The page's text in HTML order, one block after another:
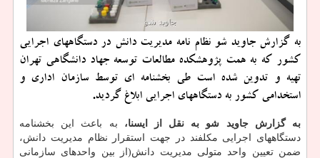
به گزارش جاوید شو نظام نامه مدیریت دانش در دستگاههای اجرایی
کشور که به همت پژوهشکده مطالعات توسعه جهاد دانشگاهی تهران
تهیه و تدوین شده است طی بخشنامه ای توسط سازمان اداری و
استخدامی کشور به دستگاههای اجرایی ابلاغ گردید.
به گزارش جاوید شو به نقل از ایسنا، به باعث این بخشنامه
دستگاههای اجرایی مکلفند در جهت استقرار نظام مدیریت دانش،
ضمن تعیین واحد متولی مدیریت دانش(از بین واحدهای سازمانی